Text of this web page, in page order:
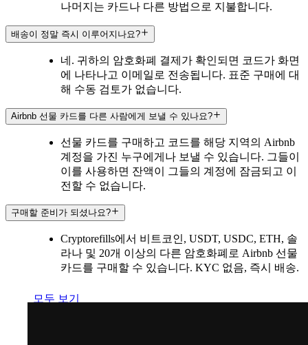
나머지는 카드나 다른 방법으로 지불합니다.
배송이 정말 즉시 이루어지나요?
네. 귀하의 암호화폐 결제가 확인되면 코드가 화면
에 나타나고 이메일로 전송됩니다. 표준 구매에 대
해 수동 검토가 없습니다.
Airbnb 선물 카드를 다른 사람에게 보낼 수 있나요?
선물 카드를 구매하고 코드를 해당 지역의 Airbnb
계정을 가진 누구에게나 보낼 수 있습니다. 그들이
이를 사용하면 잔액이 그들의 계정에 잠금되고 이
전할 수 없습니다.
구매할 준비가 되셨나요?
Cryptorefills에서 비트코인, USDT, USDC, ETH, 솔
라나 및 20개 이상의 다른 암호화폐로 Airbnb 선물
카드를 구매할 수 있습니다. KYC 없음, 즉시 배송.